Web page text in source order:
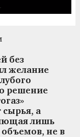
без
желание
решение
а
лишь
не в